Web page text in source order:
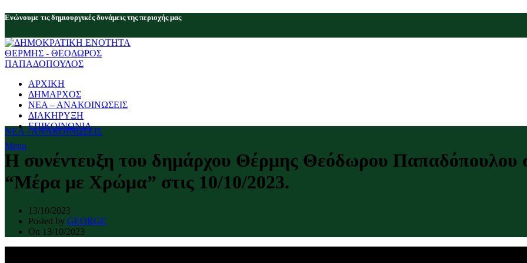
Eνώνουμε τις δημιουργικές δυνάμεις της περιοχής μας
ΑΡΧΙΚΗ
ΔΗΜΑΡΧΟΣ
ΝΕΑ – ΑΝΑΚΟΙΝΩΣΕΙΣ
ΔΙΑΚΗΡΥΞΗ
ΕΠΙΚΟΙΝΩΝΙΑ
Menu
ΝΕΑ - ΑΝΑΚΟΙΝΩΣΕΙΣ
Η συνέντευξη του δημάρχου Θέρμης Θεόδωρου Παπαδόπουλου
“Μέρα με Χρώμα” στις 10/10/2023.
13/10/2023
Posted by GEORGE
On 13/10/2023